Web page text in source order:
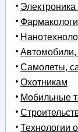
Электроника
Автомобили,
Самолеты,
Охотникам
Мобильные
Технологии